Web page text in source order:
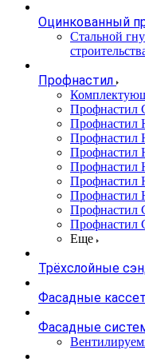
Оцинкованный
Стальной
Профнастил
Профнастил
Профнастил
Профнастил
Профнастил
Профнастил
Профнастил
Профнастил
Профнастил
Профнастил
Еще
Трёхслойные
Фасадные
Фасадные